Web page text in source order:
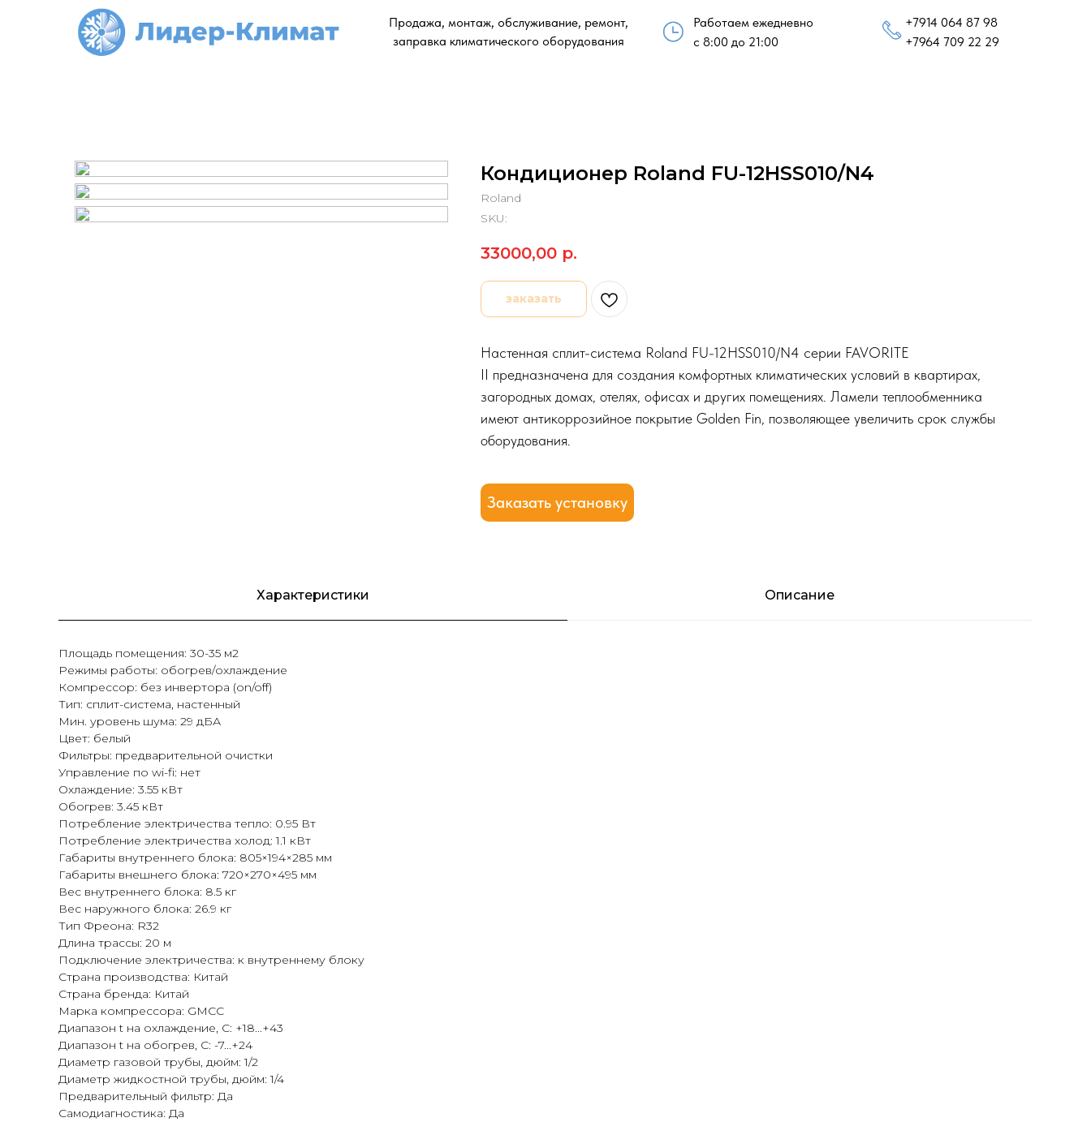
Работаем ежедневно
с 8:00 до 21:00
+7914 064 87 98
+7964 709 22 29
Продажа, монтаж, обслуживание, ремонт,
заправка климатического оборудования
Кондиционер Roland FU-12HSS010/N4
Roland
SKU:
33000,00 р.
заказать
Настенная сплит-система Roland FU-12HSS010/N4 серии FAVORITE
II предназначена для создания комфортных климатических условий в квартирах,
загородных домах, отелях, офисах и других помещениях. Ламели теплообменника
имеют антикоррозийное покрытие Golden Fin, позволяющее увеличить срок службы
оборудования.
Заказать установку
Характеристики Описание
Площадь помещения: 30-35 м2
Режимы работы: обогрев/охлаждение
Компрессор: без инвертора (on/off)
Тип: сплит-система, настенный
Мин. уровень шума: 29 дБА
Цвет: белый
Фильтры: предварительной очистки
Управление по wi-fi: нет
Охлаждение: 3.55 кВт
Обогрев: 3.45 кВт
Потребление электричества тепло: 0.95 Вт
Потребление электричества холод: 1.1 кВт
Габариты внутреннего блока: 805×194×285 мм
Габариты внешнего блока: 720×270×495 мм
Вес внутреннего блока: 8.5 кг
Вес наружного блока: 26.9 кг
Тип Фреона: R32
Длина трассы: 20 м
Подключение электричества: к внутреннему блоку
Страна производства: Китай
Страна бренда: Китай
Марка компрессора: GMCC
Диапазон t на охлаждение, С: +18...+43
Диапазон t на обогрев, С: -7...+24
Диаметр газовой трубы, дюйм: 1/2
Диаметр жидкостной трубы, дюйм: 1/4
Предварительный фильтр: Да
Самодиагностика: Да